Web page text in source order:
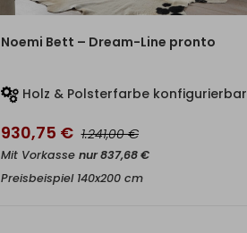
ZUM PRODUKT
Noemi Bett – Dream-Line pronto
Holz & Polsterfarbe konfigurierbar
930,75 € 1.241,00€
Mit Vorkasse nur837,68€
Preisbeispiel 140x200 cm